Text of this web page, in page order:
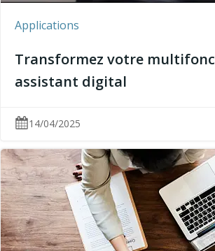
Applications
Transformez votre
assistant digital
14/04/2025